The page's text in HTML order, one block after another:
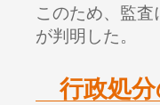
このため、監
が判明した。
行政処分